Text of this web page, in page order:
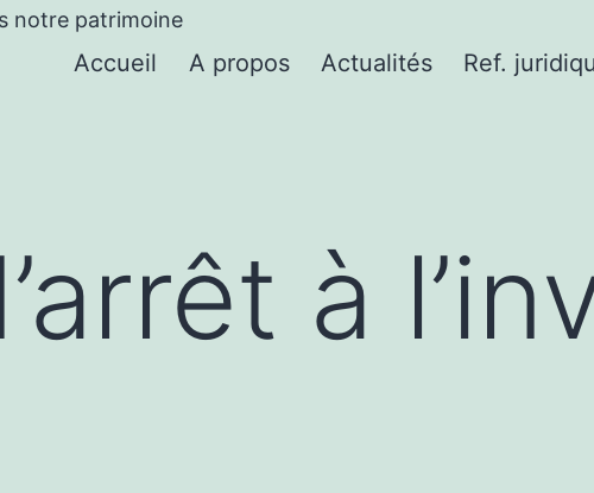
notre patrimoine
Accueil A propos Actualités Ref.
à